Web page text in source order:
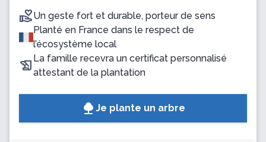
Un geste fort et durable, porteur de sens
Planté en France dans le respect de
l’écosystème local
La famille recevra un certificat personnalisé
attestant de la plantation
Je plante un arbre